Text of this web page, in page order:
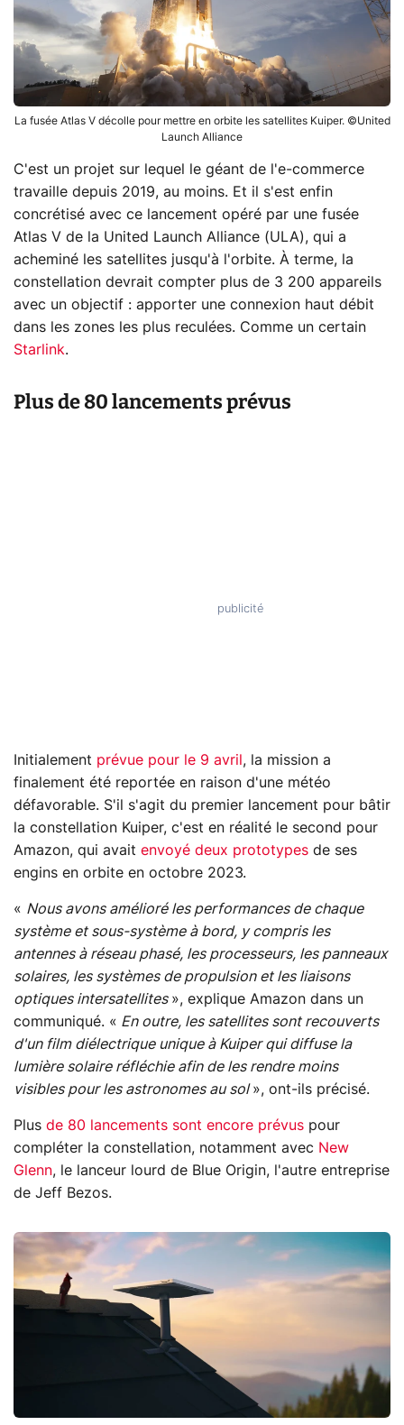
La fusée Atlas V décolle pour mettre en orbite les satellites Kuiper. ©United
Launch Alliance
C'est un projet sur lequel le géant de l'e-commerce
travaille depuis 2019, au moins. Et il s'est enfin
concrétisé avec ce lancement opéré par une fusée
Atlas V de la United Launch Alliance (ULA), qui a
acheminé les satellites jusqu'à l'orbite. À terme, la
constellation devrait compter plus de 3 200 appareils
avec un objectif : apporter une connexion haut débit
dans les zones les plus reculées. Comme un certain
Starlink.
Plus de 80 lancements prévus
Initialement prévue pour le 9 avril , la mission a
finalement été reportée en raison d'une météo
défavorable. S'il s'agit du premier lancement pour bâtir
la constellation Kuiper, c'est en réalité le second pour
Amazon, qui avait envoyé deux prototypes de ses
engins en orbite en octobre 2023.
« Nous avons amélioré les performances de chaque
système et sous-système à bord, y compris les
antennes à réseau phasé, les processeurs, les panneaux
solaires, les systèmes de propulsion et les liaisons
optiques intersatellites », explique Amazon dans un
communiqué. « En outre, les satellites sont recouverts
d'un film diélectrique unique à Kuiper qui diffuse la
lumière solaire réfléchie afin de les rendre moins
visibles pour les astronomes au sol», ont-ils précisé.
Plus de 80 lancements sont encore prévus pour
compléter la constellation, notamment avec New
Glenn, le lanceur lourd de Blue Origin, l'autre entreprise
de Jeff Bezos.